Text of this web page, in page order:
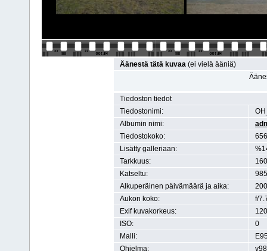
Äänestä tätä kuvaa (ei vielä ääniä)
Tiedoston tiedot
Tiedostonimi:
Albumin nimi:
Tiedostokoko:
Lisätty galleriaan:
Tarkkuus:
Katseltu:
Alkuperäinen päivämäärä ja aika:
Aukon koko:
f/
Exif kuvakorkeus:
ISO:
0
Malli:
Ohjelma: